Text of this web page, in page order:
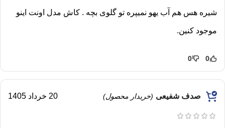
شیره هس هم آب یهو نمیپره تو گلوی بچه . کاش مدل اونت اینو
موجود کنین.
0
0
صدف شفیعی (خریدار محصول) 20 خرداد 1405